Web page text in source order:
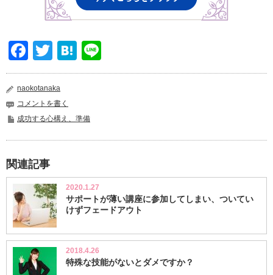
Facebook
TwitterHatena
naokotanaka
コメントを書く
成功する心構え、準備
関連記事
2020.1.27
サポートが薄い講座に参加してしまい、ついてい
けずフェードアウト
2018.4.26
特殊な技能がないとダメですか？